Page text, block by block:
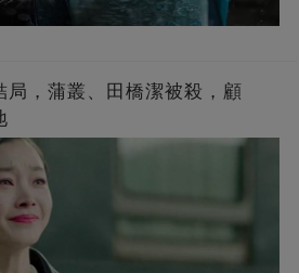
局，蒲叢、田橋潔被殺，顧